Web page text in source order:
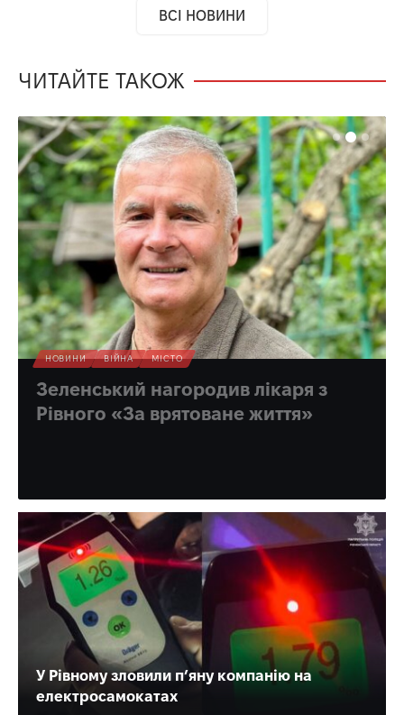
ВСІ НОВИНИ
ЧИТАЙТЕ ТАКОЖ
НОВИНИ ВІЙНА МІСТО
Зеленський нагородив лікаря з
Рівного «За врятоване життя»
У Рівному зловили п’яну компанію на
електросамокатах